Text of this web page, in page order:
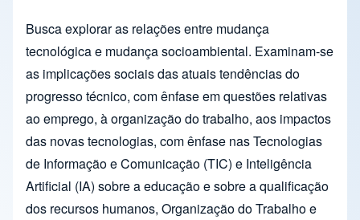
Busca explorar as relações entre mudança
tecnológica e mudança socioambiental. Examinam-se
as implicações sociais das atuais tendências do
progresso técnico, com ênfase em questões relativas
ao emprego, à organização do trabalho, aos impactos
das novas tecnologias, com ênfase nas Tecnologias
de Informação e Comunicação (TIC) e Inteligência
Artificial (IA) sobre a educação e sobre a qualificação
dos recursos humanos, Organização do Trabalho e